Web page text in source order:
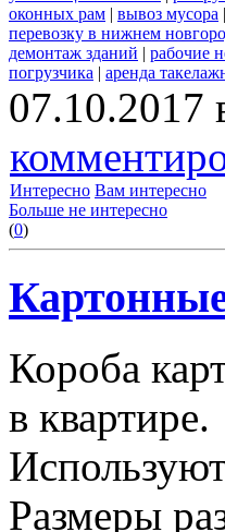
оконных рам | вывоз мусора |
перевозку в нижнем
демонтаж зданий | рабочие
погрузчика | аренда
07.10.2017
Интересно Вам интересно
Больше не интересно
(0)
Короба
в квартире.
Размеры